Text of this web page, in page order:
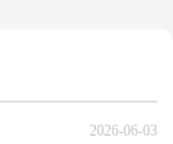
2026-06-03